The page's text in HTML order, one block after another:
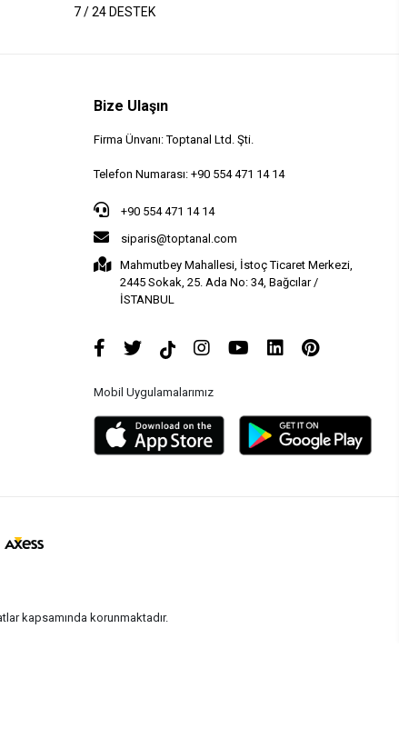
7 / 24 DESTEK
Bize Ulaşın
Firma Ünvanı: Toptanal Ltd. Şti.
Telefon Numarası: +90 554 471 14 14
+90 554 471 14 14
siparis@toptanal.com
Mahmutbey Mahallesi, İstoç Ticaret Merkezi,
2445 Sokak, 25. Ada No: 34, Bağcılar /
İSTANBUL
Mobil Uygulamalarımız
kapsamında korunmaktadır.